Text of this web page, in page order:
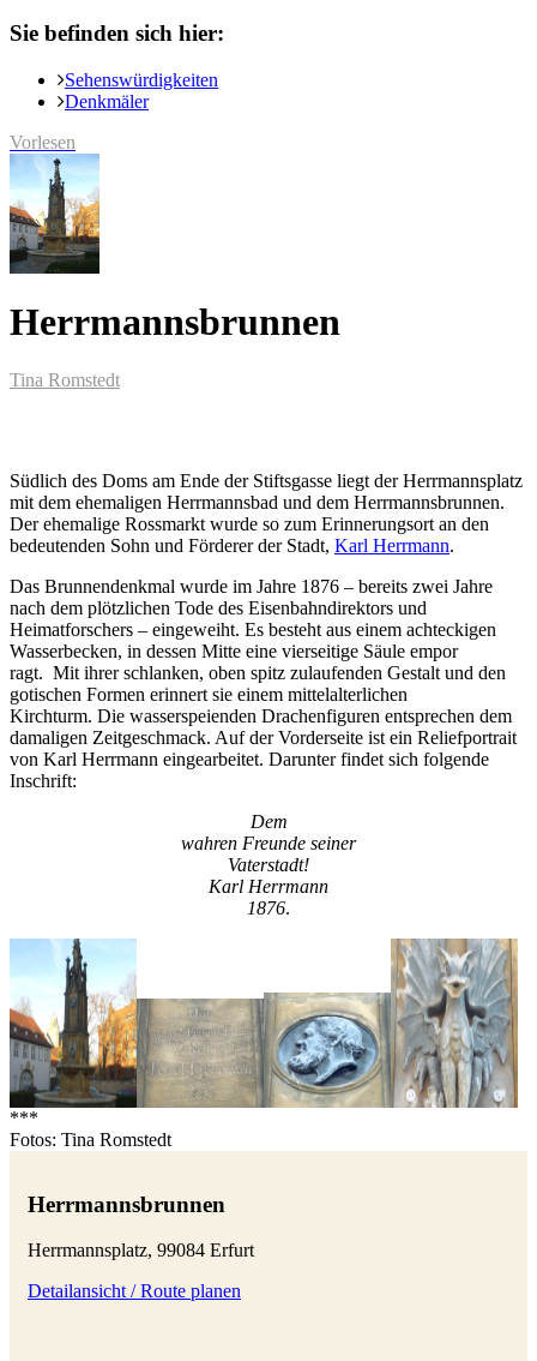
Sie befinden sich hier:
Sehenswürdigkeiten
Denkmäler
Vorlesen
Herrmannsbrunnen
Tina Romstedt
Südlich des Doms am Ende der Stiftsgasse liegt der Herrmannsplatz
mit dem ehemaligen Herrmannsbad und dem Herrmannsbrunnen.
Der ehemalige Rossmarkt wurde so zum Erinnerungsort an den
bedeutenden Sohn und Förderer der Stadt, Karl Herrmann.
Das Brunnendenkmal wurde im Jahre 1876 – bereits zwei Jahre
nach dem plötzlichen Tode des Eisenbahndirektors und
Heimatforschers – eingeweiht. Es besteht aus einem achteckigen
Wasserbecken, in dessen Mitte eine vierseitige Säule empor
ragt. Mit ihrer schlanken, oben spitz zulaufenden Gestalt und den
gotischen Formen erinnert sie einem mittelalterlichen
Kirchturm. Die wasserspeienden Drachenfiguren entsprechen dem
damaligen Zeitgeschmack. Auf der Vorderseite ist ein Reliefportrait
von Karl Herrmann eingearbeitet. Darunter findet sich folgende
Inschrift:
Dem
wahren Freunde seiner
Vaterstadt!
Karl Herrmann
1876.
***
Fotos: Tina Romstedt
Herrmannsbrunnen
Herrmannsplatz, 99084 Erfurt
Detailansicht / Route planen